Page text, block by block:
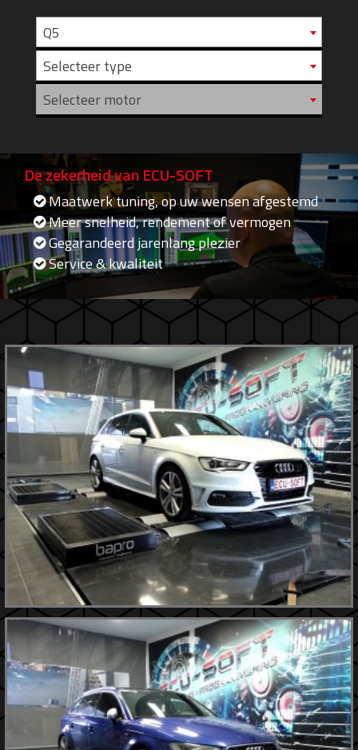
Q5
Selecteer type
Selecteer motor
De zekerheid van ECU-SOFT
Maatwerk tuning, op uw wensen afgestemd
Meer snelheid, rendement of vermogen
Gegarandeerd jarenlang plezier
Service & kwaliteit